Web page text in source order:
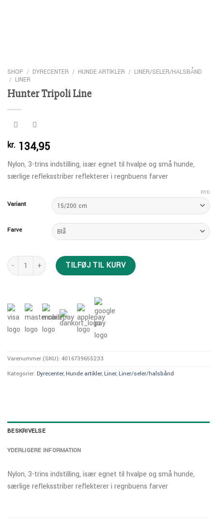
SHOP / DYRECENTER / HUNDE ARTIKLER / LINER/SELER/HALSBÅND
/ LINER
Hunter Tripoli Line
kr. 134,95
Nylon, 3-trins indstilling, især egnet til hvalpe og små hunde,
særlige refleksstriber reflekterer i regnbuens farver
Variant
Farve
RYD
Hunter Tripoli Line antalTILFØJ TIL KURV
Varenummer (SKU): 4016739655233
Kategorier: Dyrecenter,Hunde artikler,Liner,Liner/seler/halsbånd
BESKRIVELSE
YDERLIGERE INFORMATION
Nylon, 3-trins indstilling, især egnet til hvalpe og små hunde,
særlige refleksstriber reflekterer i regnbuens farver